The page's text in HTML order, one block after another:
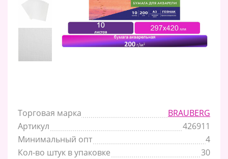
Торговая марка
BRAUBERG
Артикул
426911
Минимальный опт
4
Кол-во штук в упаковке
30